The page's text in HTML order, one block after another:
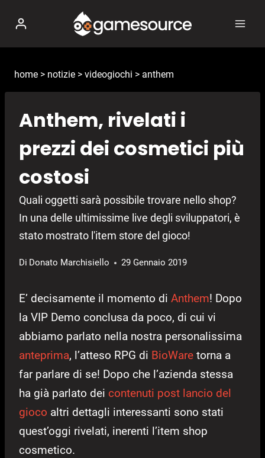
contenuto
home > notizie > videogiochi > anthem
Anthem, rivelati i
prezzi dei cosmetici più
costosi
Quali oggetti sarà possibile trovare nello shop?
In una delle ultimissime live degli sviluppatori, è
stato mostrato l'item store del gioco!
Di Donato Marchisiello 29 Gennaio 2019
E’ decisamente il momento di Anthem! Dopo
la VIP Demo conclusa da poco, di cui vi
abbiamo parlato nella nostra personalissima
anteprima, l’atteso RPG di BioWare torna a
far parlare di se! Dopo che l’azienda stessa
ha già parlato dei contenuti post lancio del
gioco altri dettagli interessanti sono stati
quest’oggi rivelati, inerenti l’item shop
cosmetico.